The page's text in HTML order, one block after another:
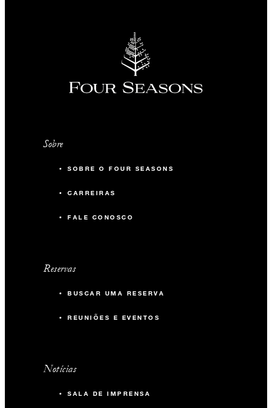
Sobre
SOBRE O FOUR SEASONS
CARREIRAS
FALE CONOSCO
Reservas
BUSCAR UMA RESERVA
REUNIÕES E EVENTOS
Notícias
SALA DE IMPRENSA